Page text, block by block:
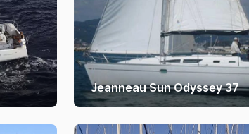
Jeanneau Sun Odyssey 37